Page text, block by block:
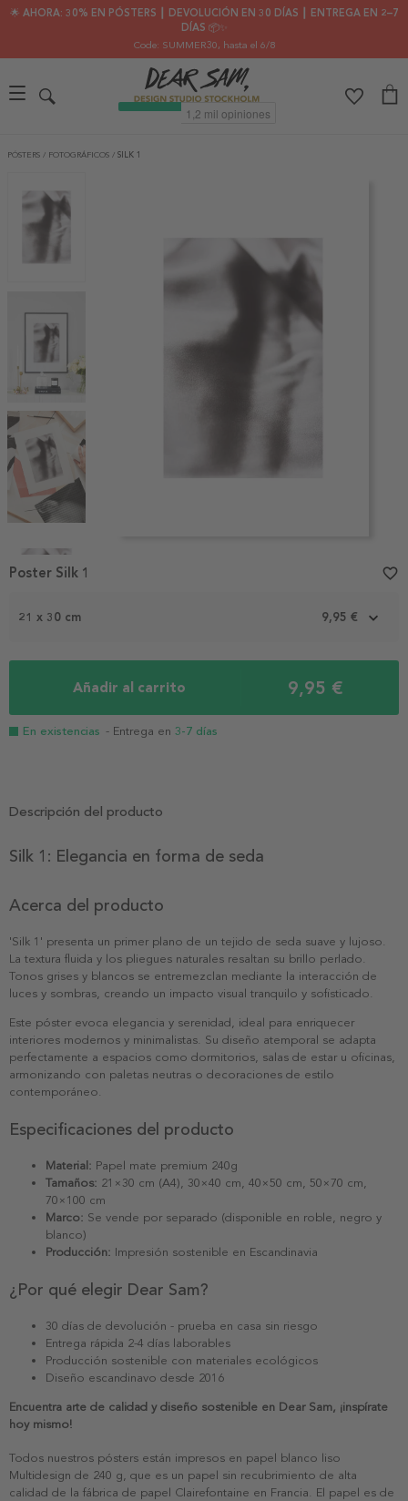
🌟 AHORA: 30% EN PÓSTERS ┃ DEVOLUCIÓN EN 30 DÍAS ┃ ENTREGA EN 2–7
DÍAS 📦✨
Code: SUMMER30, hasta el 6/8
PÓSTERS / FOTOGRÁFICOS / SILK 1
1
21 x 30 cm 9,95 €
Añadir al carrito 9,95 €
En existencias - Entrega en 3-7 días
Poster Silk 1 favorite_border
Descripción del producto
Silk 1: Elegancia en forma de seda
Acerca del producto
'Silk 1' presenta un primer plano de un tejido de seda suave y lujoso.
La textura fluida y los pliegues naturales resaltan su brillo perlado.
Tonos grises y blancos se entremezclan mediante la interacción de
luces y sombras, creando un impacto visual tranquilo y sofisticado.
Este póster evoca elegancia y serenidad, ideal para enriquecer
interiores modernos y minimalistas. Su diseño atemporal se adapta
perfectamente a espacios como dormitorios, salas de estar u oficinas,
armonizando con paletas neutras o decoraciones de estilo
contemporáneo.
Especificaciones del producto
Material: Papel mate premium 240g
Tamaños: 21×30 cm (A4), 30×40 cm, 40×50 cm, 50×70 cm,
70×100 cm
Marco: Se vende por separado (disponible en roble, negro y
blanco)
Producción: Impresión sostenible en Escandinavia
¿Por qué elegir Dear Sam?
30 días de devolución - prueba en casa sin riesgo
Entrega rápida 2-4 días laborables
Producción sostenible con materiales ecológicos
Diseño escandinavo desde 2016
Encuentra arte de calidad y diseño sostenible en Dear Sam, ¡inspírate
hoy mismo!
Todos nuestros pósters están impresos en papel blanco liso
Multidesign de 240 g, que es un papel sin recubrimiento de alta
calidad de la fábrica de papel Clairefontaine en Francia. El papel es de